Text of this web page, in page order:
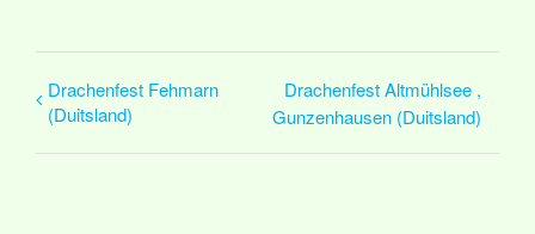
Drachenfest Fehmarn
(Duitsland)
Drachenfest Altmühlsee ,
Gunzenhausen (Duitsland)